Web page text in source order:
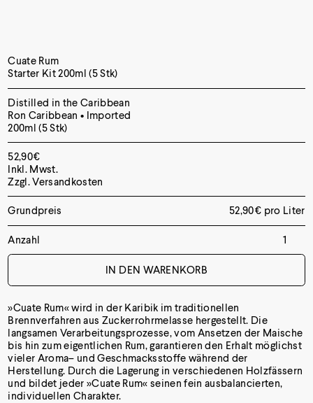
»Cuate Rum« wird in der Karibik im traditionellen
Brennverfahren aus Zuckerrohrmelasse hergestellt. Die
langsamen Verarbeitungsprozesse, vom Ansetzen der Maische
bis hin zum eigentlichen Rum, garantieren den Erhalt möglichst
vieler Aroma– und Geschmacksstoffe während der
Herstellung. Durch die Lagerung in verschiedenen Holzfässern
und bildet jeder »Cuate Rum« seinen fein ausbalancierten,
individuellen Charakter.
Cuate Rum
Starter Kit 200ml (5 Stk)
Distilled in the Caribbean
Ron Caribbean • Imported
200ml (5 Stk)
52,90€
Inkl. Mwst.
Zzgl.Versandkosten
Grundpreis 52,90€ pro Liter
Anzahl
IN DEN WARENKORB